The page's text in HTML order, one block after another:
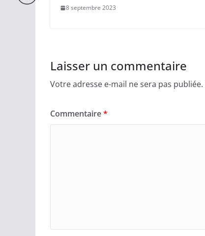
8 septembre 2023
Laisser un commentaire
Votre adresse e-mail ne sera pas publiée.
Commentaire*